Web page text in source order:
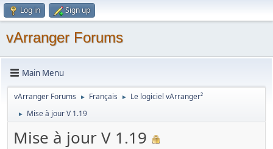
Log in Sign up
vArranger Forums
Main Menu
vArranger Forums ► Français ► Le logiciel vArranger²
► Mise à jour V 1.19
Mise à jour V 1.19